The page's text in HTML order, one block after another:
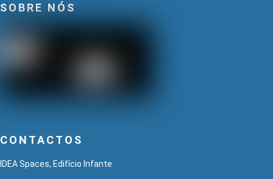
SOBRE NÓS
CONTACTOS
IDEA Spaces, Edifício Infante